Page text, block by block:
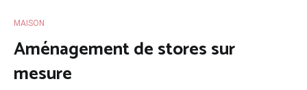
MAISON
Aménagement de stores sur
mesure